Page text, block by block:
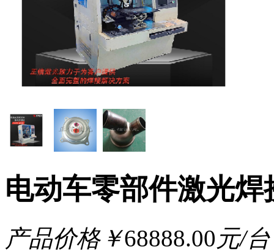
电动车零部件激光焊
产品价格￥68888.00 元/台